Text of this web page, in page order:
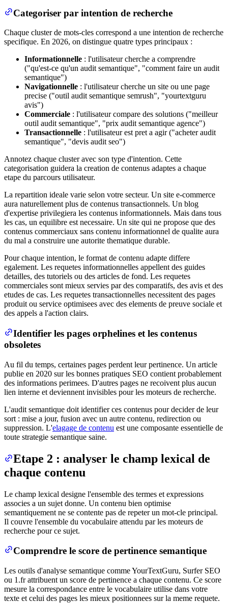
Categoriser par intention de recherche
Chaque cluster de mots-cles correspond a une intention de recherche
specifique. En 2026, on distingue quatre types principaux :
Informationnelle : l'utilisateur cherche a comprendre
("qu'est-ce qu'un audit semantique", "comment faire un audit
semantique")
Navigationnelle : l'utilisateur cherche un site ou une page
precise ("outil audit semantique semrush", "yourtextguru
avis")
Commerciale : l'utilisateur compare des solutions ("meilleur
outil audit semantique", "prix audit semantique agence")
Transactionnelle : l'utilisateur est pret a agir ("acheter audit
semantique", "devis audit seo")
Annotez chaque cluster avec son type d'intention. Cette
categorisation guidera la creation de contenus adaptes a chaque
etape du parcours utilisateur.
La repartition ideale varie selon votre secteur. Un site e-commerce
aura naturellement plus de contenus transactionnels. Un blog
d'expertise privilegiera les contenus informationnels. Mais dans tous
les cas, un equilibre est necessaire. Un site qui ne propose que des
contenus commerciaux sans contenu informationnel de qualite aura
du mal a construire une autorite thematique durable.
Pour chaque intention, le format de contenu adapte differe
egalement. Les requetes informationnelles appellent des guides
detailles, des tutoriels ou des articles de fond. Les requetes
commerciales sont mieux servies par des comparatifs, des avis et des
etudes de cas. Les requetes transactionnelles necessitent des pages
produit ou service optimisees avec des elements de preuve sociale et
des appels a l'action clairs.
Identifier les pages orphelines et les contenus
obsoletes
Au fil du temps, certaines pages perdent leur pertinence. Un article
publie en 2020 sur les bonnes pratiques SEO contient probablement
des informations perimees. D'autres pages ne recoivent plus aucun
lien interne et deviennent invisibles pour les moteurs de recherche.
L'audit semantique doit identifier ces contenus pour decider de leur
sort : mise a jour, fusion avec un autre contenu, redirection ou
suppression. L'elagage de contenu est une composante essentielle de
toute strategie semantique saine.
Etape 2 : analyser le champ lexical de
chaque contenu
Le champ lexical designe l'ensemble des termes et expressions
associes a un sujet donne. Un contenu bien optimise
semantiquement ne se contente pas de repeter un mot-cle principal.
Il couvre l'ensemble du vocabulaire attendu par les moteurs de
recherche pour ce sujet.
Comprendre le score de pertinence semantique
Les outils d'analyse semantique comme YourTextGuru, Surfer SEO
ou 1.fr attribuent un score de pertinence a chaque contenu. Ce score
mesure la correspondance entre le vocabulaire utilise dans votre
texte et celui des pages les mieux positionnees sur la meme requete.